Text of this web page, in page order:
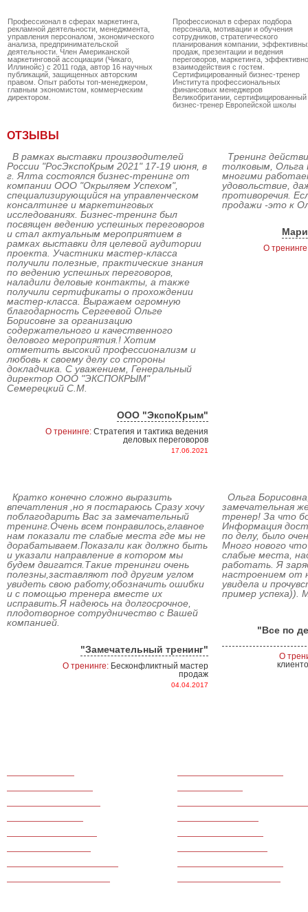
Профессионал в сферах маркетинга,
рекламной деятельности, менеджмента,
управления персоналом, экономического
анализа, предпринимательской
деятельности. Член Американской
маркетинговой ассоциации (Чикаго,
Иллинойс) с 2011 года, автор 16 научных
публикаций, защищенных авторским
правом. Опыт работы топ-менеджером,
главным экономистом, коммерческим
директором.
Профессионал в сферах подбора
персонала, мотивации и обучения
сотрудников, стратегического
планирования компании,
продаж, презентации и ведения
переговоров, маркетинга,
взаимодействия с гостем.
Сертифицированный бизнес-тренер
Института профессиональных
финансовых менеджеров
Великобритании, сертифицированный
бизнес-тренер Европейской школы
(звание учитель-методист, автор двух
учебников) и HR-менеджером крупной
дистрибьюторской компании.
ОТЗЫВЫ
В рамках выставки производителей
России "РосЭкспоКрым 2021" 17-19 июня, в
г. Ялта состоялся бизнес-тренинг от
компании ООО "Окрыляем Успехом",
специализирующийся на управленческом
консалтинге и маркетинговых
исследованиях. Бизнес-тренинг был
посвящен ведению успешных переговоров
и стал актуальным мероприятием в
рамках выставки для целевой аудитории
проекта. Участники мастер-класса
получили полезные, практические знания
по ведению успешных переговоров,
наладили деловые контакты, а также
получили сертификаты о прохождении
мастер-класса. Выражаем огромную
благодарность Сергеевой Ольге
Борисовне за организацию
содержательного и качественного
делового мероприятия.! Хотим
отметить высокий профессионализм и
любовь к своему делу со стороны
докладчика. С уважением, Генеральный
директор ООО "ЭКСПОКРЫМ"
Семерецкий С.М.
ООО "ЭкспоКрым"
О тренинге: Стратегия и тактика ведения
деловых переговоров
17.06.2021
Тренинг
толковым, Ольга
многими
удовольствие,
противоречия.
продажи -это к
О
Кратко конечно сложно выразить
впечатления ,но я постараюсь Сразу хочу
поблагодарить Вас за замечательный
тренинг.Очень всем понравилось,главное
нам показали те слабые места где мы не
дорабатываем.Показали как должно быть
и указали направление в котором мы
будем двигатся.Такие тренинги очень
полезны,заставляют под другим углом
увидеть свою работу,обозначить ошибки
и с помощью тренера вместе их
исправить.Я надеюсь на долгосрочное,
плодотворное сотрудничество с Вашей
компанией.
"Замечательный тренинг"
О тренинге: Бесконфликтный мастер
продаж
04.04.2017
Ольга
замечательная
тренер! За что
Информация
по делу, было
Много нового
слабые места,
работать. Я
настроением от
увидела и
пример успеха)).
"Все по
О